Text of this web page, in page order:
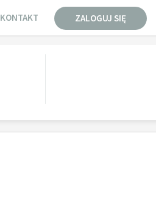
KONTAKT ZALOGUJ SIĘ